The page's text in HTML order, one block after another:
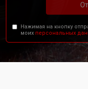
Нажимая на кнопку
моих персональных